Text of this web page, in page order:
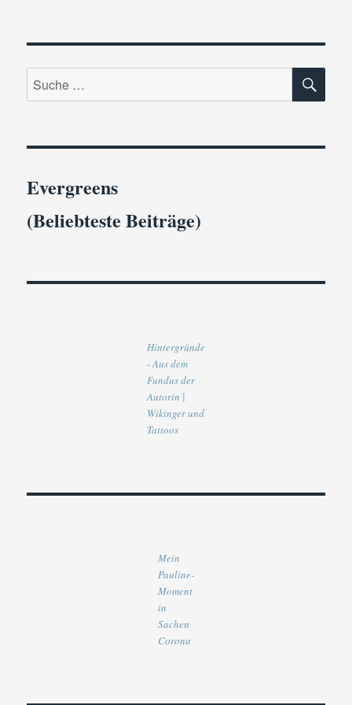
Suche
nach:
Evergreens
(Beliebteste Beiträge)
Hintergründe
- Aus dem
Fundus der
Autorin |
Wikinger und
Tattoos
Mein
Pauline-
Moment
in
Sachen
Corona